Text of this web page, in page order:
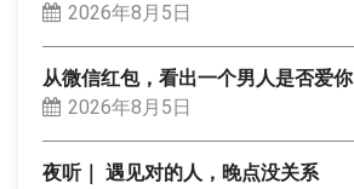
2026年8月5日
从微信红包，看出一个男人是否爱你
2026年8月5日
夜听｜ 遇见对的人，晚点没关系